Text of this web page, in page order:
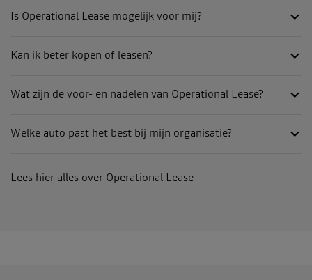
Is Operational Lease mogelijk voor mij?
Kan ik beter kopen of leasen?
Wat zijn de voor- en nadelen van Operational Lease?
Welke auto past het best bij mijn organisatie?
Lees hier alles over Operational Lease